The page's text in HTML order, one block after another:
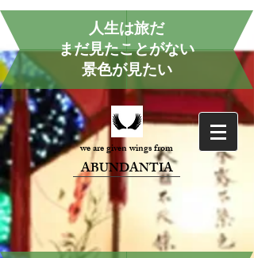
人生は旅だ
まだ見たことがない
景色が見たい
we are given wings from
ABUNDANTIA